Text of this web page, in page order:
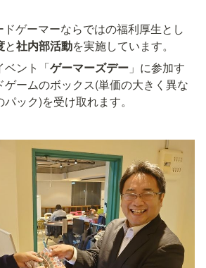
ゲーマーならではの福利厚生とし
と社内部活動を実施しています。
ベント「ゲーマーズデー 」に参加す
ゲームのボックス(単価の大きく異な
ック)を受け取れます。